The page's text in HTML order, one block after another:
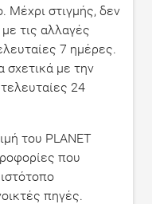
Μέχρι στιγμής, δεν
τις αλλαγές
7 ημέρες.
σχετικά με την
24
του PLANET
που
πηγές.